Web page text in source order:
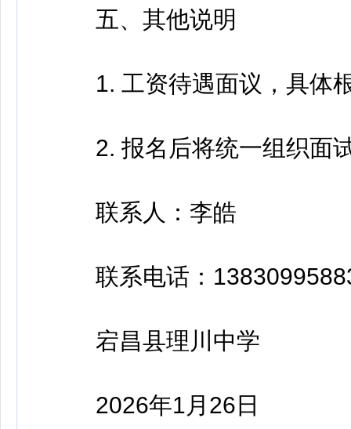
五、其他说明
1. 工资待遇面议，具体
2. 报名后将统一组织面
联系人：李皓
联系电话：
宕昌县理川中学
2026年1月26日